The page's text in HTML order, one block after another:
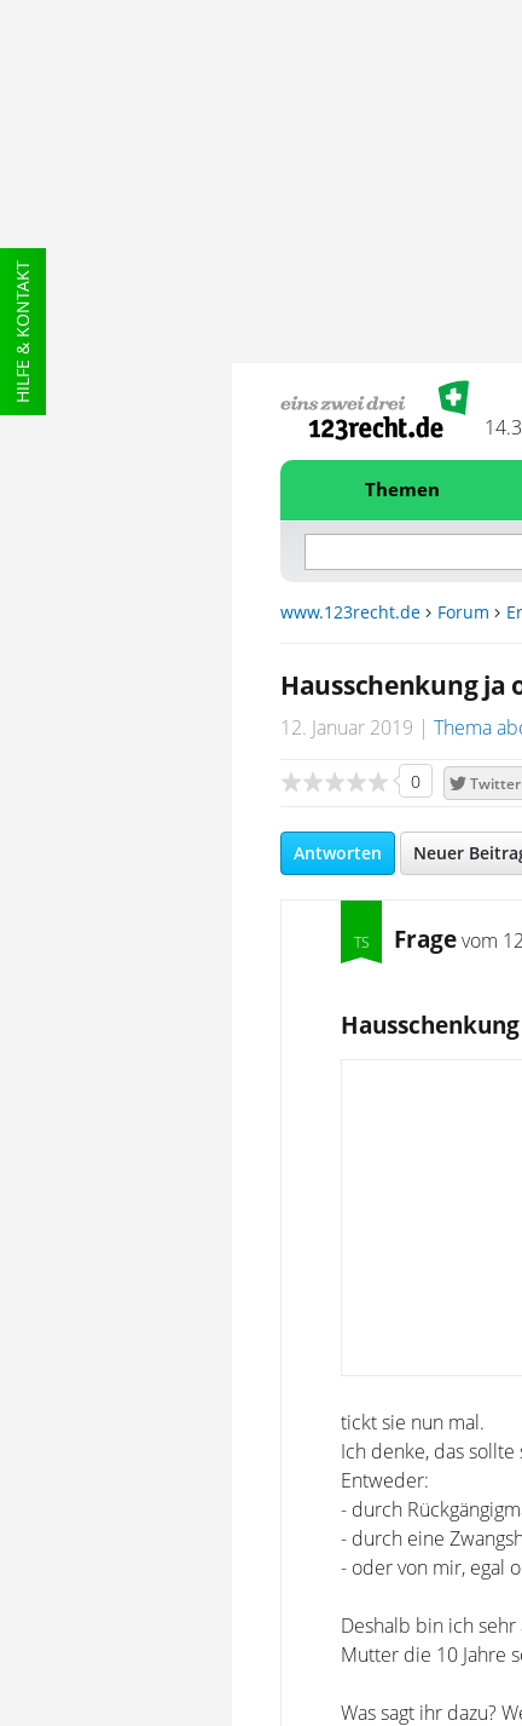
HILFE & KONTAKT
Themen
www.123recht.de Forum
Hausschenkung ja
12. Januar 2019 Thema
0
Antworten Neuer
Fragevom
tickt sie nun mal.
Ich denke, das
Entweder:
- durch
- durch eine
- oder von mir, egal
Deshalb bin ich
Mutter die 10 Jahre
Was sagt ihr dazu?